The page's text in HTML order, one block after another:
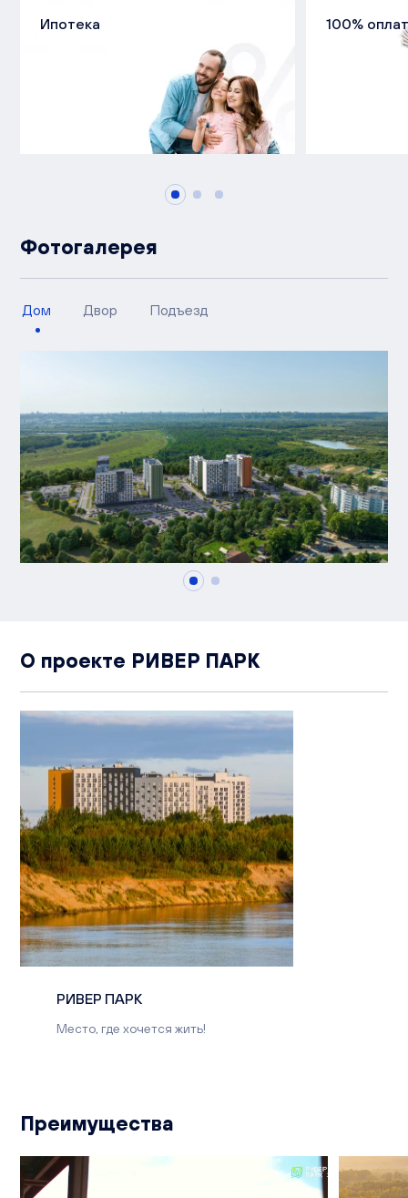
Ипотека 100%
Фотогалерея
Дом Двор Подъезд
О проекте РИВЕР ПАРК
РИВЕР ПАРК
Место, где хочется жить!
Преимущества